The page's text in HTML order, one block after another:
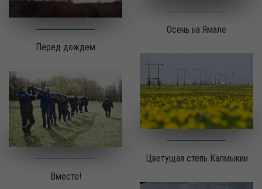
Перед дождем
Осень на Ямале
Вместе!
Цветущая степь Калмыкии